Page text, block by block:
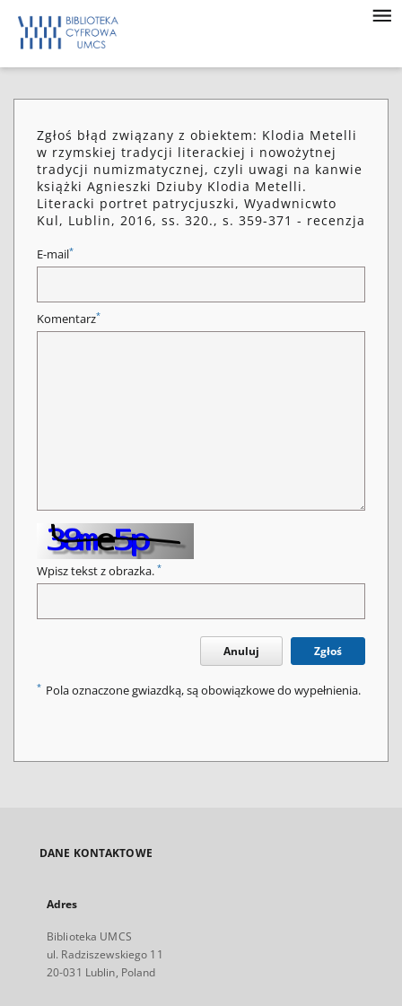
Zgłoś błąd związany z obiektem: Klodia Metelli
w rzymskiej tradycji literackiej i nowożytnej
tradycji numizmatycznej, czyli uwagi na kanwie
książki Agnieszki Dziuby Klodia Metelli.
Literacki portret patrycjuszki, Wyadwnicwto
Kul, Lublin, 2016, ss. 320., s. 359-371 - recenzja
E-mail*
Komentarz*
Wpisz tekst z obrazka. *
Anuluj Zgłoś
* Pola oznaczone gwiazdką, są obowiązkowe do wypełnienia.
DANE KONTAKTOWE
Adres
Biblioteka UMCS
ul. Radziszewskiego 11
20-031 Lublin, Poland